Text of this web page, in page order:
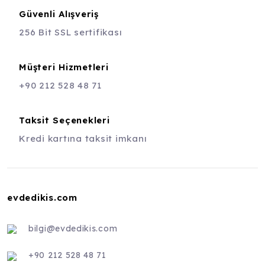
Güvenli Alışveriş
256 Bit SSL sertifikası
Müşteri Hizmetleri
+90 212 528 48 71
Taksit Seçenekleri
Kredi kartına taksit imkanı
evdedikis.com
bilgi@evdedikis.com
+90 212 528 48 71